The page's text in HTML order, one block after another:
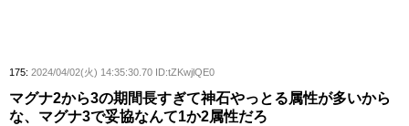
175: 2024/04/02(火) 14:35:30.70 ID:tZKwjlQE0
マグナ2から3の期間長すぎて神石やっとる属性が多いから
な、マグナ3で妥協なんて1か2属性だろ